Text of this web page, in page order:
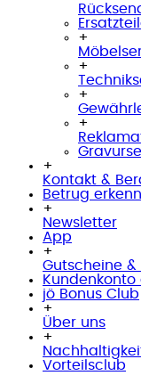
+
+
+
+
+
Kontakt &
Betrug
+
Newsletter
App
+
Gutscheine
Kundenkonto
jö Bonus Club
+
Über uns
+
Vorteilsclub